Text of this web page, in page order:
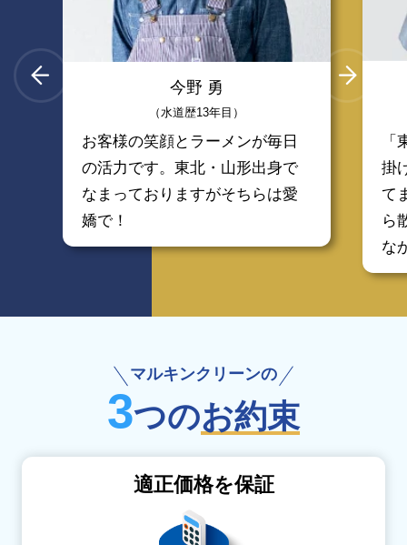
今野 勇
（水道歴13年目）
お客様の笑顔とラーメンが毎日
の活力です。東北・山形出身で
なまっておりますがそちらは愛
嬌で！
掛
て
ら
な
マルキンクリーンの
3つのお約束
適正価格を保証